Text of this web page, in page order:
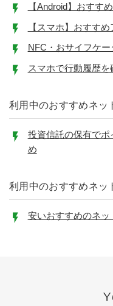
【Android】おすす
【スマホ】おすす
NFC・おサイフケ
スマホで行動履歴
利用中のおすすめネッ
投資信託の保有でポ
め
利用中のおすすめネッ
安いおすすめのネ